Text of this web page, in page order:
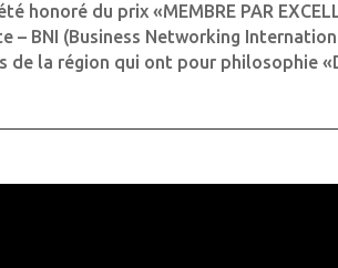
honoré du prix «MEMBRE PAR
– BNI (Business Networking
de la région qui ont pour philosophie